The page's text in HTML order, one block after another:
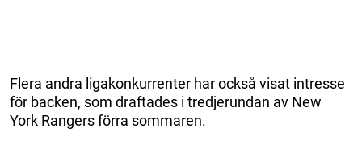
Flera andra ligakonkurrenter har också visat intresse
för backen, som draftades i tredjerundan av New
York Rangers förra sommaren.